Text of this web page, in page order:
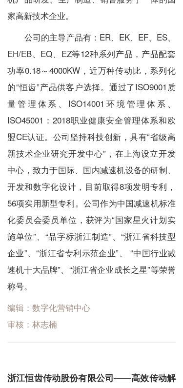
家高新技术企业。
公司的主导产品有：ER、EK、EF、ES、
EH/EB、EQ、EZ等12种系列产品，产品配套
功率0.18～4000KW，近万种传动比，系列化
的“恒齿”产品供客户选择。通过了ISO9001质
量管理体系、ISO14001环境管理体系、
ISO45001：2018职业健康安全管理体系和欧
盟CE认证。公司坚持科技创新，具有“省级高
新技术企业研究开发中心”，在上海设立开发
中心，致力于国际、国内减速机设备的研制、
开发和数字化设计，目前取得8项发明专利，
56项实用新型专利。公司作为中国减速机标准
化委员会委员单位，获评为“国家星火计划实
施单位”、“品字标浙江制造”、“浙江省科技型
企业”、“浙江省专利示范企业”、 “中国行业减
速机十大品牌”、“浙江省企业成长之星”等荣誉
称号。
编辑：数字化营销中心
审核：林志楠
浙江恒齿传动股份有限公司——高效传动解